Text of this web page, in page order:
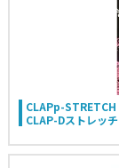
CLAPp-STRETCH
CLAP-Dストレッチ